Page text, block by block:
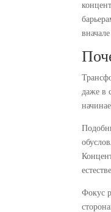
даже в
Фокус